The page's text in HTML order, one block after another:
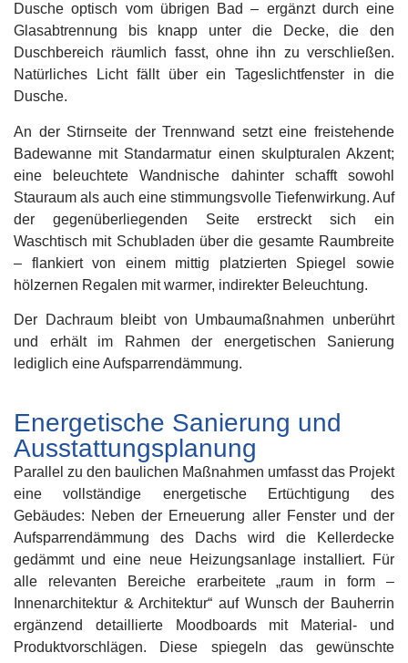
Dusche optisch vom übrigen Bad – ergänzt durch eine
Glasabtrennung bis knapp unter die Decke, die den
Duschbereich räumlich fasst, ohne ihn zu verschließen.
Natürliches Licht fällt über ein Tageslichtfenster in die
Dusche.
An der Stirnseite der Trennwand setzt eine freistehende
Badewanne mit Standarmatur einen skulpturalen Akzent;
eine beleuchtete Wandnische dahinter schafft sowohl
Stauraum als auch eine stimmungsvolle Tiefenwirkung. Auf
der gegenüberliegenden Seite erstreckt sich ein
Waschtisch mit Schubladen über die gesamte Raumbreite
– flankiert von einem mittig platzierten Spiegel sowie
hölzernen Regalen mit warmer, indirekter Beleuchtung.
Der Dachraum bleibt von Umbaumaßnahmen unberührt
und erhält im Rahmen der energetischen Sanierung
lediglich eine Aufsparrendämmung.
Energetische Sanierung und
Ausstattungsplanung
Parallel zu den baulichen Maßnahmen umfasst das Projekt
eine vollständige energetische Ertüchtigung des
Gebäudes: Neben der Erneuerung aller Fenster und der
Aufsparrendämmung des Dachs wird die Kellerdecke
gedämmt und eine neue Heizungsanlage installiert. Für
alle relevanten Bereiche erarbeitete „raum in form –
Innenarchitektur & Architektur“ auf Wunsch der Bauherrin
ergänzend detaillierte Moodboards mit Material- und
Produktvorschlägen. Diese spiegeln das gewünschte